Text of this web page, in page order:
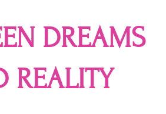
DREAMS
REALITY